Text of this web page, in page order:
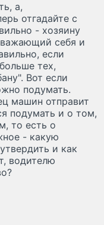
а,
отгадайте с
- хозяину
себя и
если
тех,
Вот если
подумать.
машин отправит
подумать и о том,
то есть о
- какую
и как
водителю